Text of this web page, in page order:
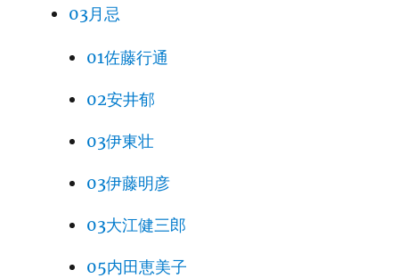
03月忌
01佐藤行通
02安井郁
03伊東壮
03伊藤明彦
03大江健三郎
05内田恵美子